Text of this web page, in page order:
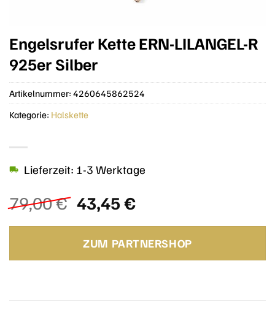
Engelsrufer Kette ERN-LILANGEL-R
925er Silber
79,00€ Ursprünglicher
Preis
war:
79,00 €
43,45€Aktueller
ist:
43,45 €.
Lieferzeit: 1-3 Werktage
ZUM PARTNERSHOP
Artikelnummer: 4260645862524
Kategorie: Halskette